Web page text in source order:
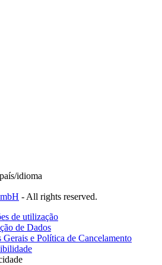
idioma
- All rights reserved.
de utilização
de Dados
Gerais e Política de Cancelamento